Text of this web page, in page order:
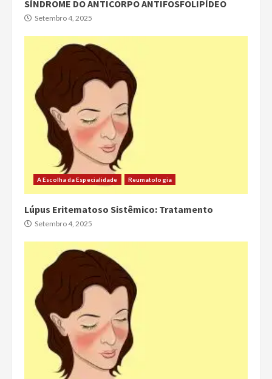
SÍNDROME DO ANTICORPO ANTIFOSFOLIPÍDEO
Setembro 4, 2025
A Escolha da Especialidade Reumatologia
Lúpus Eritematoso Sistêmico: Tratamento
Setembro 4, 2025